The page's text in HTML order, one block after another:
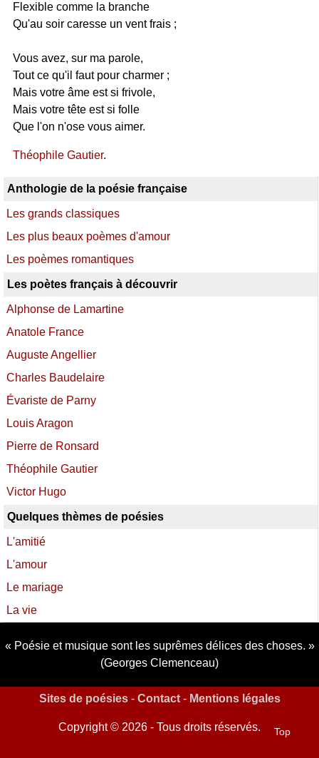
Flexible comme la branche
Qu'au soir caresse un vent frais ;
Vous avez, sur ma parole,
Tout ce qu'il faut pour charmer ;
Mais votre âme est si frivole,
Mais votre tête est si folle
Que l'on n'ose vous aimer.
Théophile Gautier.
Anthologie de la poésie française
Les grands classiques
Les plus beaux poèmes d'amour
Les poèmes romantiques
Les poètes français à découvrir
Alphonse de Lamartine
Anatole France
Auguste Angellier
Charles Baudelaire
Évariste de Parny
Louis Aragon
Pierre de Ronsard
Théophile Gautier
Victor Hugo
Quelques thèmes de poésies
L'amitié
L'amour
Le mariage
La vie
Poésie et musique sont les suprêmes délices des choses.
(Georges Clemenceau)
Sites de poésies- Contact- Mentions légales
Copyright © 2026 - Tous droits réservés. Top